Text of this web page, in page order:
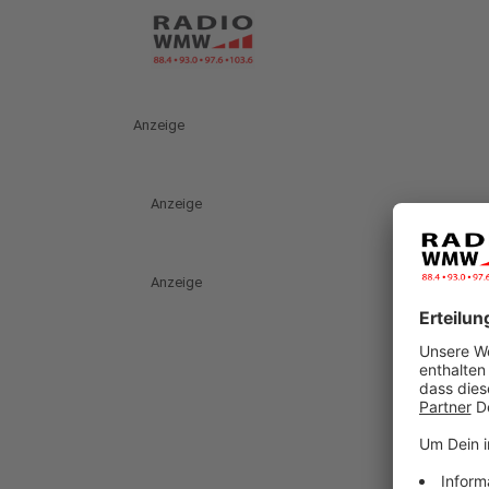
Anzeige
Anzeige
Anzeige